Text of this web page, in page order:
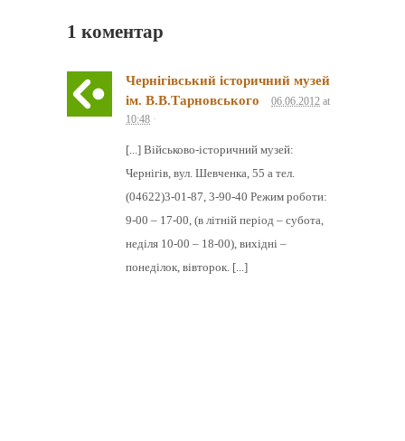
1 коментар
Чернігівський історичний музей
ім. В.В.Тарновського
06.06.2012 at
10:48 ·
[...] Військово-історичний музей:
Чернігів, вул. Шевченка, 55 а тел.
(04622)3-01-87, 3-90-40 Режим роботи:
9-00 – 17-00, (в літній період – субота,
неділя 10-00 – 18-00), вихідні –
понеділок, вівторок. [...]